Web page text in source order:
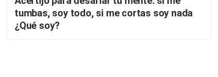
tumbas, soy todo, si me cortas soy nada
¿Qué soy?